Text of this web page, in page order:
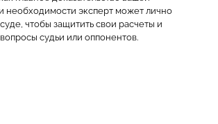
необходимости эксперт может лично
чтобы защитить свои расчеты и
судьи или оппонентов.